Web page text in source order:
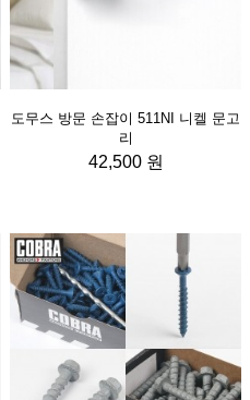
도무스 방문 손잡이 511NI 니켈 문고
리
42,500 원